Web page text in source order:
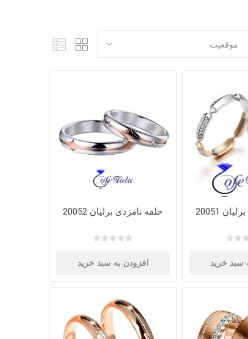
20051
سبد خرید
حلقه نامزدی برلیان 20052
افزودن به سبد خرید